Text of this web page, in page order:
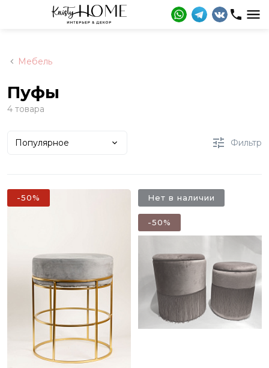
Мебель
Пуфы
4 товара
Популярное Фильтр
-50% Нет в наличии
-50%